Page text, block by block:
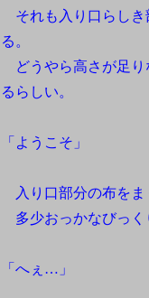
それも入り口らしき
る。
どうやら高さが足り
るらしい。
「ようこそ」
入り口部分の布をま
多少おっかなびっく
「へぇ…」